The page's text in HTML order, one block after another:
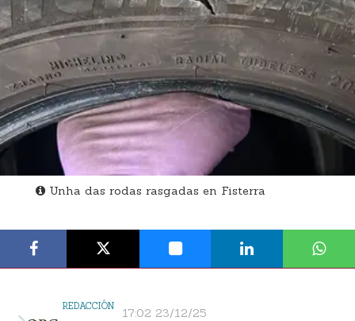
Unha das rodas rasgadas en Fisterra
REDACCIÓN 17:02 23/12/25